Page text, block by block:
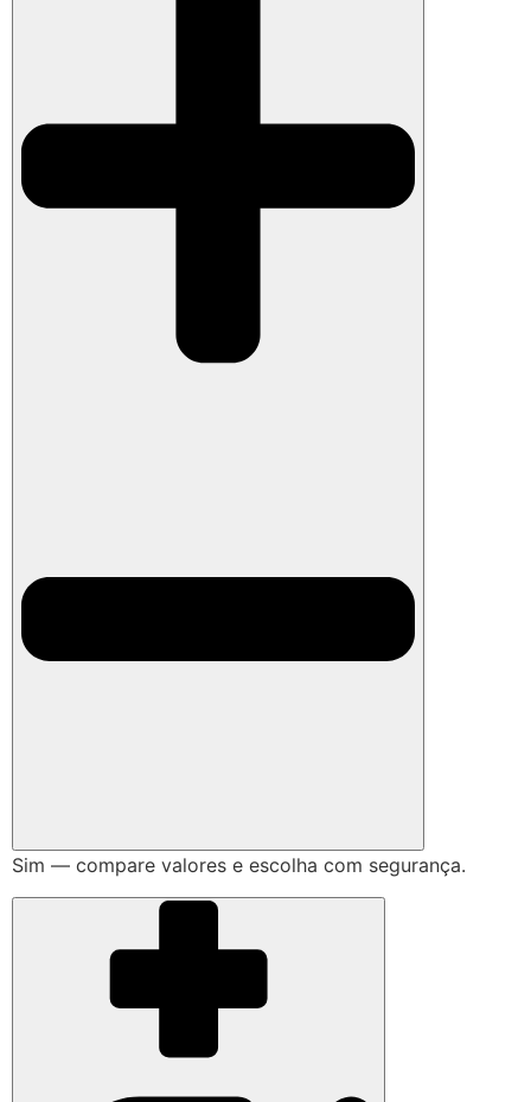
Sim — compare valores e escolha com segurança.